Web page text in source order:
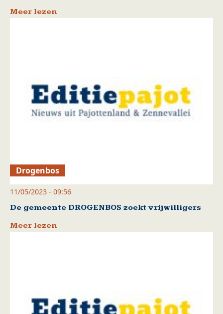
Meer lezen
Drogenbos
11/05/2023 - 09:56
De gemeente DROGENBOS zoekt vrijwilligers
Meer lezen